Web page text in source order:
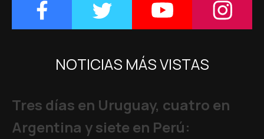
NOTICIAS MÁS VISTAS
Tres días en Uruguay, cuatro en
Argentina y siete en Perú: